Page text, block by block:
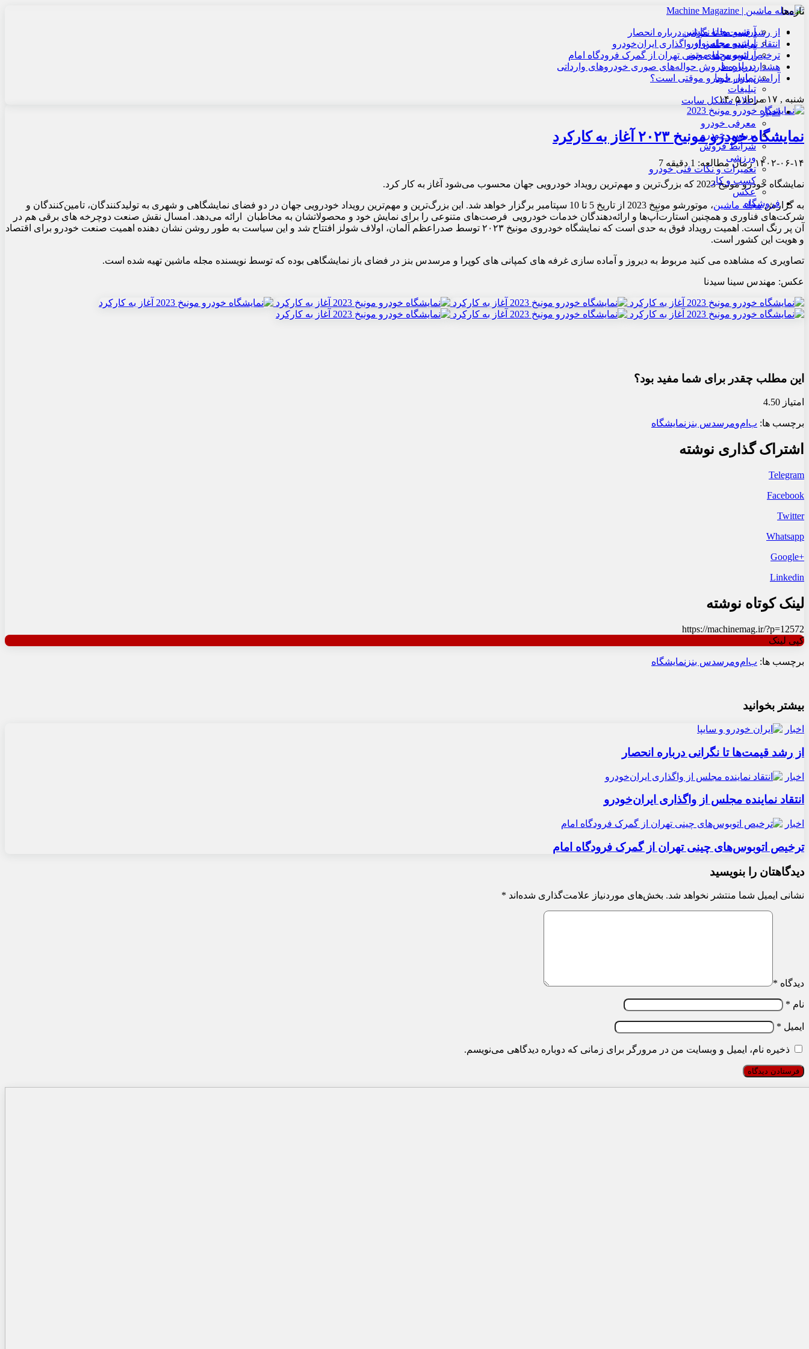
آرشیو مجله ماشین
آرشیو مجله نوآور
آرشیو مجله موتور
درباره ما
تماس با ما
تبلیغات
اعلام مشکل سایت
اخبار
معرفی خودرو
بررسی خودرو
شرایط فروش
ورزشی
تعمیرات و نکات فنی خودرو
کسب و کار
عکس
فروشگاه
تازه‌ها
از رشد قیمت‌ها تا نگرانی درباره انحصار
انتقاد نماینده مجلس از واگذاری ایران‌خودرو
ترخیص اتوبوس‌های چینی تهران از گمرک فرودگاه امام
هشدار درباره فروش حواله‌های صوری خودروهای وارداتی
آرامش بازار خودرو موقتی است؟
شنبه , ۱۷ مرداد ۱۴۰۵
نمایشگاه خودرو مونیخ ۲۰۲۳ آغاز به کارکرد
۱۴۰۲-۰۶-۱۴زمان مطالعه: 1 دقیقه
نمایشگاه خودرو مونیخ 2023 که بزرگ‌ترین و مهم‌ترین رویداد خودرویی جهان محسوب می‌شود آغاز به کار کرد.
به گزارشمجله ماشین
، موتورشو مونیخ 2023 از تاریخ 5 تا 10 سپتامبر برگزار خواهد شد. این بزرگ‌ترین و مهم‌ترین رویداد خودرویی جهان در دو فضای نمایشگاهی و شهری به تولیدکنندگان، تامین‌کنندگان و
شرکت‌های فناوری و همچنین استارت‌آپ‌ها و ارائه‌دهندگان خدمات خودرویی فرصت‌های متنوعی را برای نمایش خود و محصولاتشان به مخاطبان ارائه می‌دهد. امسال نقش صنعت دوچرخه های برقی هم در
آن پر رنگ است. اهمیت رویداد فوق به حدی است که نمایشگاه خودروی مونیخ ۲۰۲۳ توسط صدراعظم آلمان، اولاف شولز افتتاح شد و این سیاست به طور روشن نشان دهنده اهمیت صنعت خودرو برای اقتصاد
و هویت این کشور است.
تصاویری که مشاهده می کنید مربوط به دیروز و آماده سازی غرفه های کمپانی های کوپرا و مرسدس بنز در فضای باز نمایشگاهی بوده که توسط نویسنده مجله ماشین تهیه شده است.
عکس: مهندس سینا سیدنا
این مطلب چقدر برای شما مفید بود؟
امتیاز 4.50
برچسب ها: ب‌ام‌ومرسدس بنز نمایشگاه
اشتراک گذاری نوشته
Telegram
Facebook
Twitter
Whatsapp
+Google
Linkedin
لینک کوتاه نوشته
https://machinemag.ir/?p=12572
کپی لینک
برچسب ها: ب‌ام‌ومرسدس بنز نمایشگاه
بیشتر بخوانید
اخبار
از رشد قیمت‌ها تا نگرانی درباره انحصار
اخبار
انتقاد نماینده مجلس از واگذاری ایران‌خودرو
اخبار
ترخیص اتوبوس‌های چینی تهران از گمرک فرودگاه امام
دیدگاهتان را بنویسید
نشانی ایمیل شما منتشر نخواهد شد. بخش‌های موردنیاز علامت‌گذاری شده‌اند *
دیدگاه *
نام *
ایمیل *
ذخیره نام، ایمیل و وبسایت من در مرورگر برای زمانی که دوباره دیدگاهی می‌نویسم.